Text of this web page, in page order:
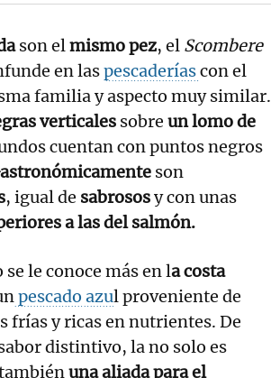
son elmismo pez, el Scombere
en laspescaderíascon el
familia y aspecto muy similar.
verticales sobre un lomo de
cuentan con puntos negros
son
, igual de sabrososy con unas
a las del salmón.
le conoce más en la costa
pescado azul proveniente de
frías y ricas en nutrientes. De
distintivo, la no solo es
una aliada para el